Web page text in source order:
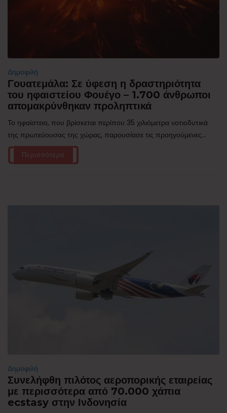
Δημοφιλή
Γουατεμάλα: Σε ύφεση η δραστηριότητα
του ηφαιστείου Φουέγο – 1.700 άνθρωποι
απομακρύνθηκαν προληπτικά
Το ηφαίστειο, που βρίσκεται περίπου 35 χιλιόμετρα νοτιοδυτικά
της πρωτεύουσας της χώρας, παρουσίασε τις προηγούμενες...
Περισσότερα
Δημοφιλή
Συνελήφθη πιλότος αεροπορικής εταιρείας
με περισσότερα από 70.000 χάπια
ecstasy στην Ινδονησία